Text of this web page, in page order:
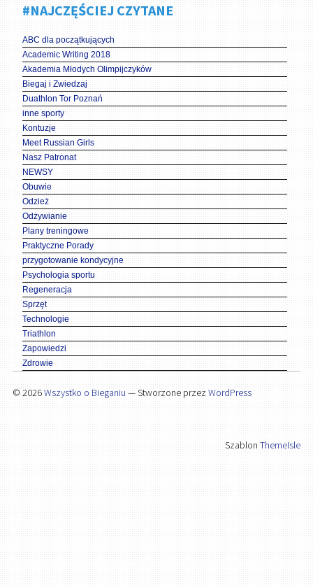
#NAJCZĘŚCIEJ CZYTANE
ABC dla początkujących
Academic Writing 2018
Akademia Młodych Olimpijczyków
Biegaj i Zwiedzaj
Duathlon Tor Poznań
inne sporty
Kontuzje
Meet Russian Girls
Nasz Patronat
NEWSY
Obuwie
Odzież
Odżywianie
Plany treningowe
Praktyczne Porady
przygotowanie kondycyjne
Psychologia sportu
Regeneracja
Sprzęt
Technologie
Triathlon
Zapowiedzi
Zdrowie
© 2026Wszystko o Bieganiu — Stworzone przez WordPress
SzablonThemeIsle